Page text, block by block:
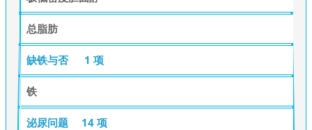
总脂肪
缺铁与否 1 项
铁
泌尿问题 14 项